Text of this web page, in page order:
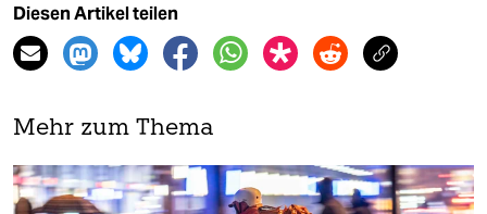
Diesen Artikel teilen
Mehr zum Thema